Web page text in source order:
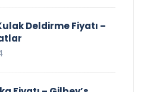
Deldirme Fiyatı –